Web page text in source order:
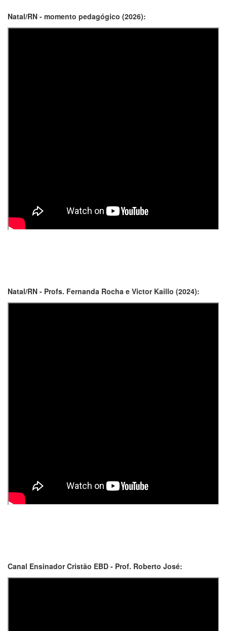
Natal/RN - momento pedagógico (2026):
Natal/RN - Profs. Fernanda Rocha e Victor Kaillo (2024):
Canal Ensinador Cristão EBD - Prof. Roberto José: